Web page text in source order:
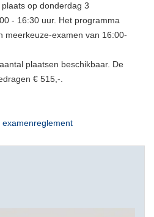
op donderdag 3
- 16:30 uur. Het programma
meerkeuze-examen van 16:00-
plaatsen beschikbaar. De
€ 515,-.